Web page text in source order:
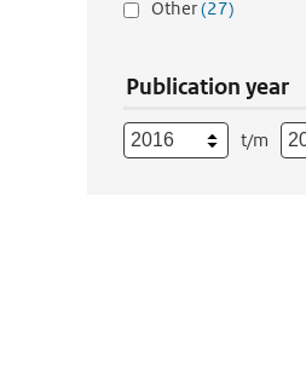
Other(27)
Publication year
t/m